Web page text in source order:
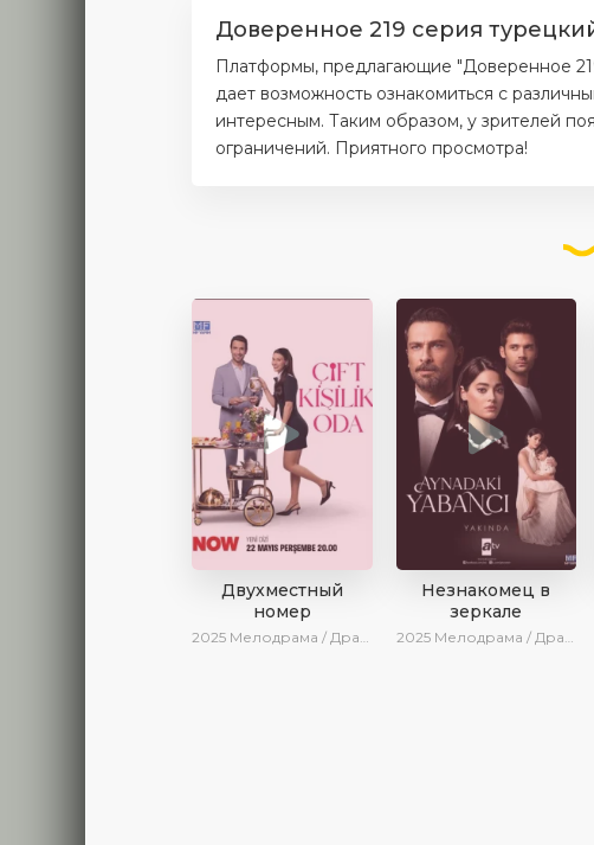
Доверенное 219 серия
Платформы, предлагающие "Доверенное
дает возможность ознакомиться с
интересным. Таким образом, у зрителей
ограничений. Приятного просмотра!
Двухместный
номер
2025 Мелодрама / Драма / Комедия / Новинки / Сериалы 2025
Незнакомец в
зеркале
2025 Мелодрама / Драма / SesDizi / AlisaDirilis / Новинки / Сериалы 2025